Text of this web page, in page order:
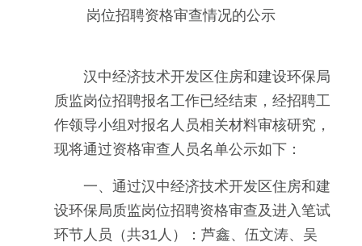
岗位招聘资格审查情况的公示
汉中经济技术开发区住房和建设环保局
质监岗位招聘报名工作已经结束，经招聘工
作领导小组对报名人员相关材料审核研究，
现将通过资格审查人员名单公示如下：
一、通过汉中经济技术开发区住房和建
设环保局质监岗位招聘资格审查及进入笔试
环节人员（共31人）：芦鑫、伍文涛、吴